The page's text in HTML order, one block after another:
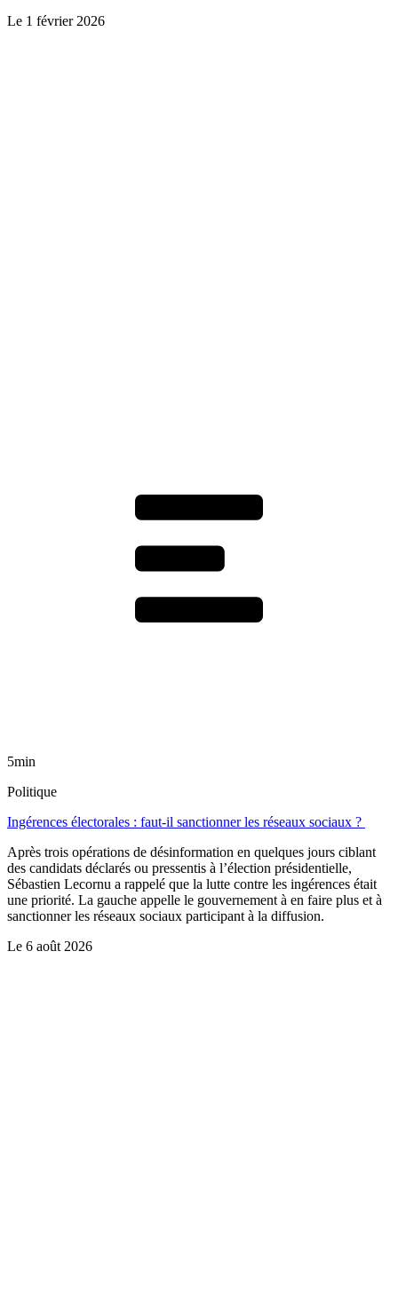
Le 1 février 2026
5min
Politique
Ingérences électorales : faut-il sanctionner les réseaux sociaux ?
Après trois opérations de désinformation en quelques jours ciblant
des candidats déclarés ou pressentis à l’élection présidentielle,
Sébastien Lecornu a rappelé que la lutte contre les ingérences était
une priorité. La gauche appelle le gouvernement à en faire plus et à
sanctionner les réseaux sociaux participant à la diffusion.
Le 6 août 2026